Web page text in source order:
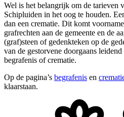
Wel is het belangrijk om de tarieven
Schipluiden in het oog te houden.
dan een crematie. Dit komt
grafrechten aan de gemeente en de
(graf)steen of gedenkteken op de
van de gestorvene doorgaans
begrafenis of crematie.
Op de pagina’s begrafenis en
klaarstaan.